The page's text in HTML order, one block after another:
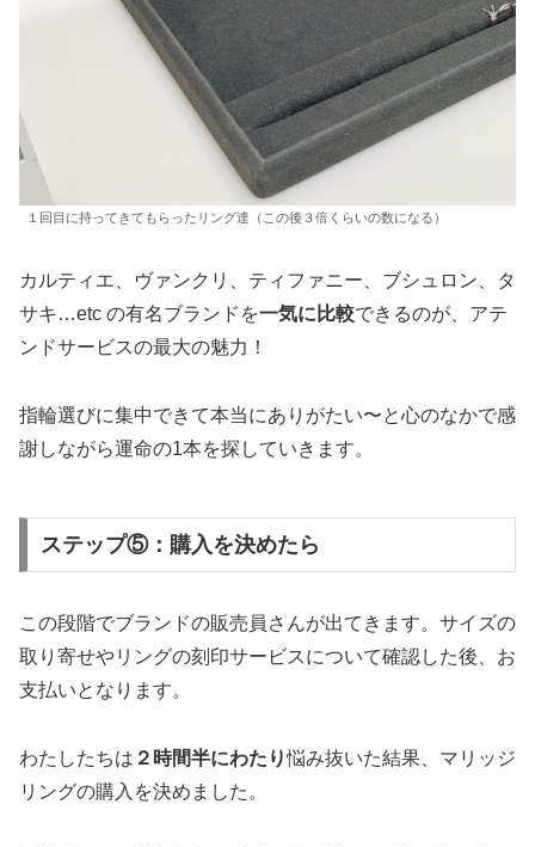
１回目に持ってきてもらったリング達（この後３倍くらいの数になる）
カルティエ、ヴァンクリ、ティファニー、ブシュロン、タ
サキ…etc の有名ブランドを一気に比較できるのが、アテ
ンドサービスの最大の魅力！
指輪選びに集中できて本当にありがたい〜と心のなかで感
謝しながら運命の1本を探していきます。
ステップ⑤：購入を決めたら
この段階でブランドの販売員さんが出てきます。サイズの
取り寄せやリングの刻印サービスについて確認した後、お
支払いとなります。
わたしたちは ２時間半にわたり悩み抜いた結果、マリッジ
リングの購入を決めました。